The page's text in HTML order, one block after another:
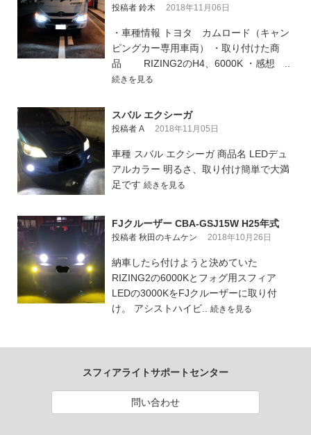
投稿者 鈴木 2018年11月06日
・車種情報 トヨタ カムロード（キャン
ピングカー専用車両） ・取り付けた商
品 RIZING2のH4、6000K ・感想 ..
続きを見る
スバル エクシーガ
投稿者 A 2018年11月05日
車種 スバル エクシーガ 商品名 LEDデュ
アルカラー 明るさ、取り付け簡単で大満
足です 続きを見る
FJクルーザー CBA-GSJ15W H25年式
投稿者 秋田のキムケン 2018年10月26日
納車したら付けようと決めていた
RIZING2の6000Kとフォグ用スフィア
LEDの3000KをFJクルーザーに取り付
け。 アシストハイビ.. 続きを見る
スフィアライトサポートセンター
問い合わせ